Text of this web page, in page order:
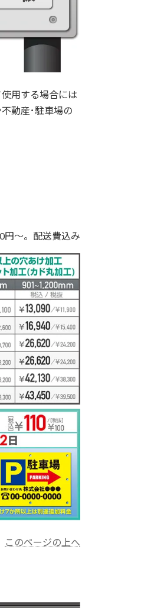
用する場合には
動産･駐車場の
円～。配送費込み
このページの上へ